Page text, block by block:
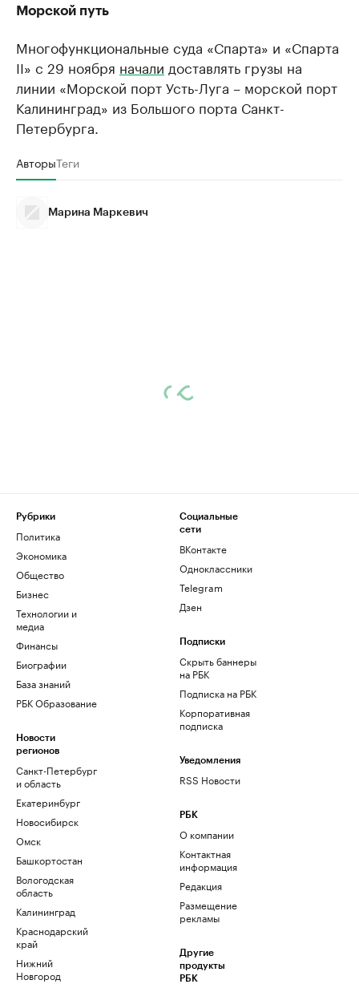
Морской путь
Многофункциональные суда «Спарта» и «Спарта
II» с 29 ноября начали доставлять грузы на
линии «Морской порт Усть-Луга – морской порт
Калининград» из Большого порта Санкт-
Петербурга.
АвторыТеги
Марина Маркевич
Рубрики
Политика
Экономика
Общество
Бизнес
Технологии и
медиа
Финансы
Биографии
База знаний
РБК Образование
Новости
регионов
Санкт-Петербург
и область
Екатеринбург
Новосибирск
Омск
Башкортостан
Вологодская
область
Калининград
Краснодарский
край
Нижний
Новгород
Социальные
сети
ВКонтакте
Одноклассники
Telegram
Дзен
Подписки
Скрыть баннеры
на РБК
Подписка на РБК
Корпоративная
подписка
Уведомления
RSS Новости
РБК
О компании
Контактная
информация
Редакция
Размещение
рекламы
Другие
продукты
РБК